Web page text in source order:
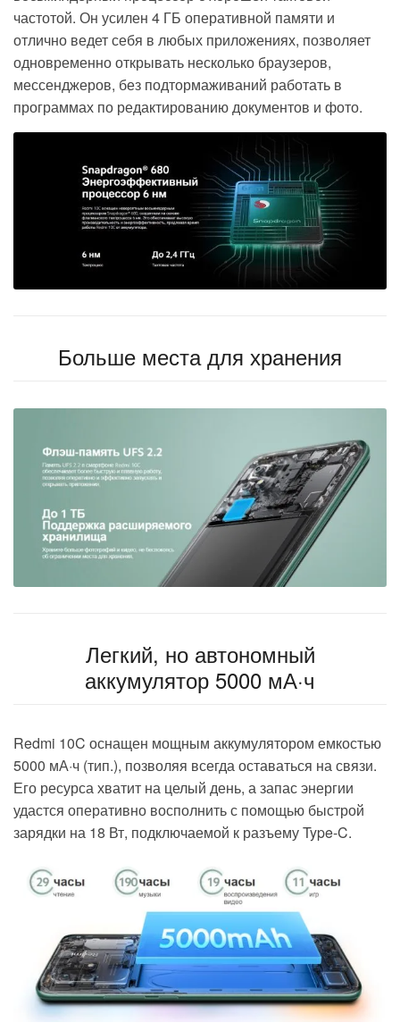
частотой. Он усилен 4 ГБ оперативной памяти и
отлично ведет себя в любых приложениях, позволяет
одновременно открывать несколько браузеров,
мессенджеров, без подтормаживаний работать в
программах по редактированию документов и фото.
Больше места для хранения
Легкий, но автономный
аккумулятор 5000 мА·ч
Redmi 10C оснащен мощным аккумулятором емкостью
5000 мА·ч (тип.), позволяя всегда оставаться на связи.
Его ресурса хватит на целый день, а запас энергии
удастся оперативно восполнить с помощью быстрой
зарядки на 18 Вт, подключаемой к разъему Type-C.